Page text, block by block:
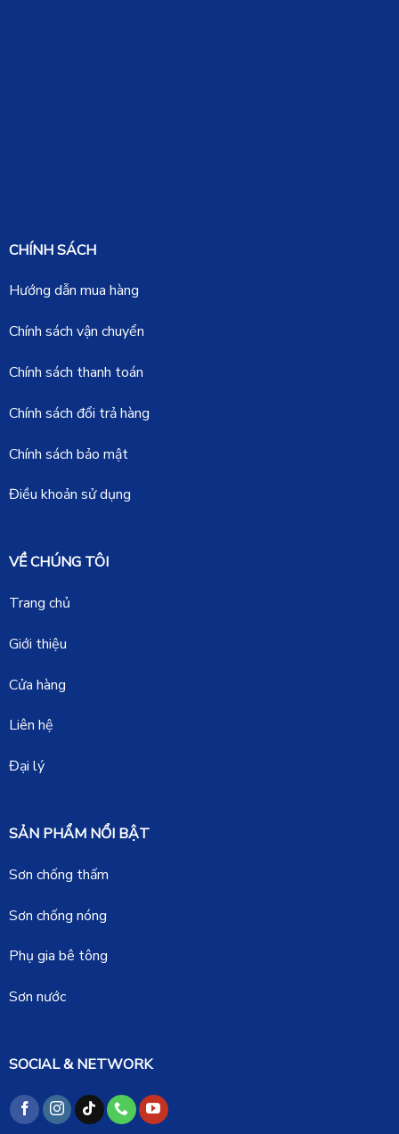
CHÍNH SÁCH
Hướng dẫn mua hàng
Chính sách vận chuyển
Chính sách thanh toán
Chính sách đổi trả hàng
Chính sách bảo mật
Điều khoản sử dụng
VỀ CHÚNG TÔI
Trang chủ
Giới thiệu
Cửa hàng
Liên hệ
Đại lý
SẢN PHẨM NỔI BẬT
Sơn chống thấm
Sơn chống nóng
Phụ gia bê tông
Sơn nước
SOCIAL & NETWORK